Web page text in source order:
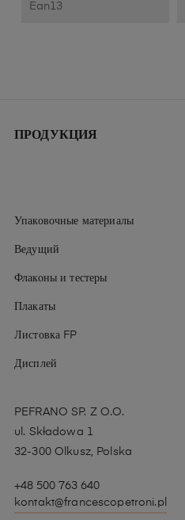
Ean13
ПРОДУКЦИЯ
Упаковочные материалы
Ведущий
Флаконы и тестеры
Плакаты
Листовка FP
Дисплей
PEFRANO SP. Z O.O.
ul. Składowa 1
32-300 Olkusz, Polska
+48 500 763 640
kontakt@francescopetroni.pl